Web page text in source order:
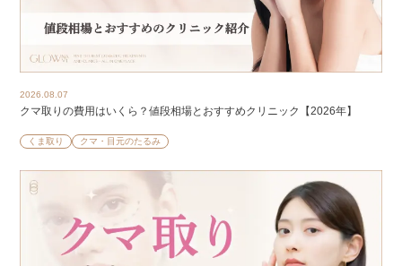
2026.08.07
クマ取りの費用はいくら？値段相場とおすすめクリニック【2026年】
くま取り クマ・目元のたるみ